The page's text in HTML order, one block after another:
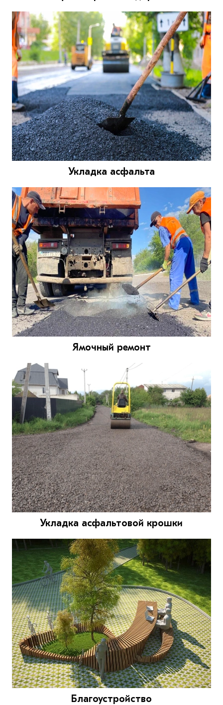
Укладка асфальта
Ямочный ремонт
Укладка асфальтовой крошки
Благоустройство